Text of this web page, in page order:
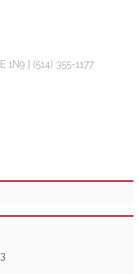
1N9 | (514) 355-1177